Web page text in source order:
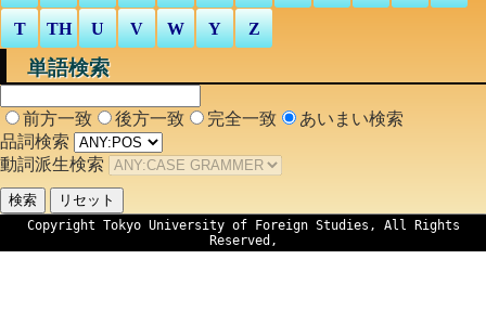
T TH U V W Y Z
単語検索
前方一致 後方一致 完全一致
あいまい検索
品詞検索
動詞派生検索
Copyright Tokyo University of Foreign Studies, All Rights
Reserved,